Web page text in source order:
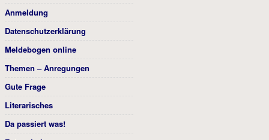
Anmeldung
Datenschutzerklärung
Meldebogen online
Themen – Anregungen
Gute Frage
Literarisches
Da passiert was!